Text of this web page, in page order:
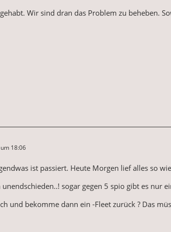
Wir sind dran das Problem zu beheben.
18:06
ist passiert. Heute Morgen lief alles so
sogar gegen 5 spio gibt es nur
und bekomme dann ein -Fleet zurück ? Das